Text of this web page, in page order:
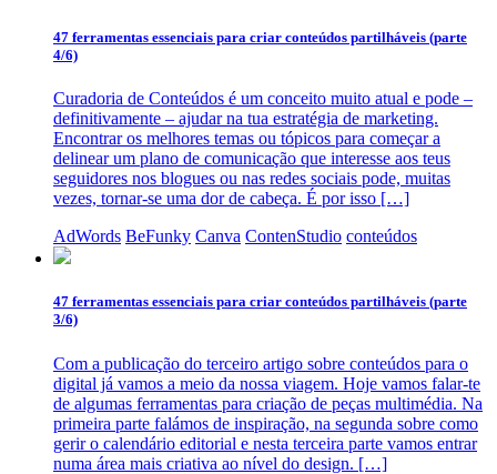
47 ferramentas essenciais para criar conteúdos partilháveis (parte
4/6)
Curadoria de Conteúdos é um conceito muito atual e pode –
definitivamente – ajudar na tua estratégia de marketing.
Encontrar os melhores temas ou tópicos para começar a
delinear um plano de comunicação que interesse aos teus
seguidores nos blogues ou nas redes sociais pode, muitas
vezes, tornar-se uma dor de cabeça. É por isso […]
AdWords BeFunky Canva ContenStudio conteúdos
47 ferramentas essenciais para criar conteúdos partilháveis (parte
3/6)
Com a publicação do terceiro artigo sobre conteúdos para o
digital já vamos a meio da nossa viagem. Hoje vamos falar-te
de algumas ferramentas para criação de peças multimédia. Na
primeira parte falámos de inspiração, na segunda sobre como
gerir o calendário editorial e nesta terceira parte vamos entrar
numa área mais criativa ao nível do design. […]